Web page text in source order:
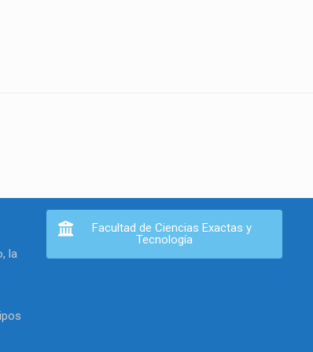
la
Facultad de Ciencias Exactas y
Tecnología